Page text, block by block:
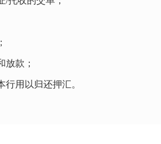
款；
用以归还押汇。